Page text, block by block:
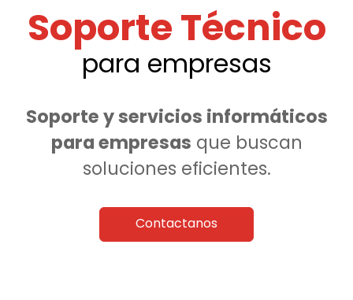
Soporte Técnico
para empresas
Soporte y servicios informáticos
para empresas que buscan
soluciones eficientes.
Contactanos